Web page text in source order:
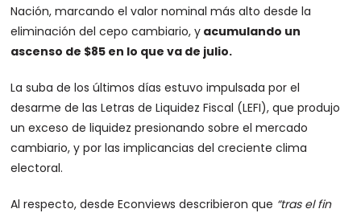
Nación, marcando el valor nominal más alto desde la
eliminación del cepo cambiario, y acumulando un
ascenso de $85 en lo que va de julio.
La suba de los últimos días estuvo impulsada por el
desarme de las Letras de Liquidez Fiscal (LEFI), que produjo
un exceso de liquidez presionando sobre el mercado
cambiario, y por las implicancias del creciente clima
electoral.
Al respecto, desde Econviews describieron que “tras el fin